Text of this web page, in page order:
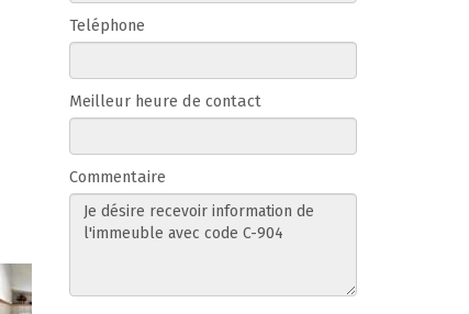
Teléphone
Meilleur heure de contact
Commentaire